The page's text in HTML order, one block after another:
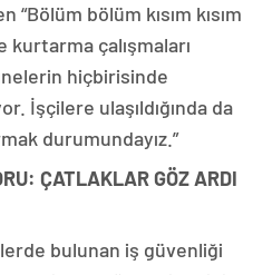
bölüm kısım kısım
çalışmaları
hiçbirisinde
İşçilere ulaşıldığında da
durumundayız.”
ÇATLAKLAR GÖZ ARDI
bulunan iş güvenliği